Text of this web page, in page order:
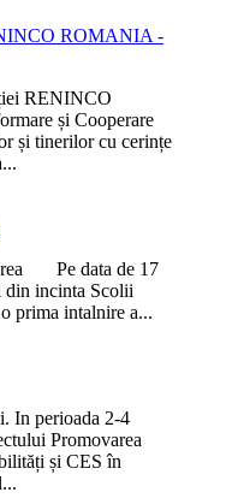
RENINCO
și Cooperare
și tinerilor cu cerințe
Pe data de 17
incinta Scolii
prima intalnire a...
In perioada 2-4
Promovarea
și CES în